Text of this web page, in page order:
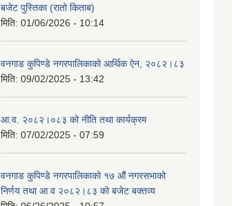
बजेट पुस्तिका (रातो किताब)
मिति: 01/06/2026 - 10:14
वनगाड कुपिण्डे नगरपालिकाको आर्थिक ऐन, २०८२।८३
मिति: 09/02/2025 - 13:42
आ.व. २०८२।०८३ को नीति तथा कार्यक्रम
मिति: 07/02/2025 - 07:59
वनगाड कुपिण्डे नगरपालिकाको १७ ‍औं नगरसभाको
निर्णय तथा आ व २०८२।८३ को बजेट बक्तव्य